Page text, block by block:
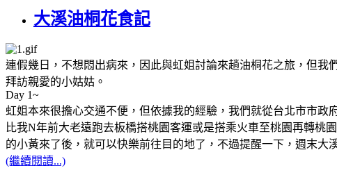
大溪油桐花食記
連假幾日，不想悶出病來，因此與虹姐討論來趟油桐花之旅，但
拜訪親愛的小姑姑。
Day 1~
虹姐本來很擔心交通不便，但依據我的經驗，我們就從台北市市政
比我N年前大老遠跑去板橋搭桃園客運或是搭乘火車至桃園再轉桃
的小黃來了後，就可以快樂前往目的地了，不過提醒一下，週末
(繼續閱讀...)